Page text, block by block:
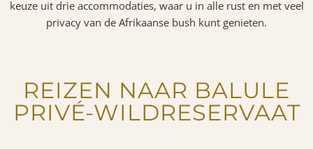
keuze uit drie accommodaties, waar u in alle rust en met veel
privacy van de Afrikaanse bush kunt genieten.
REIZEN NAAR BALULE
PRIVÉ-WILDRESERVAAT